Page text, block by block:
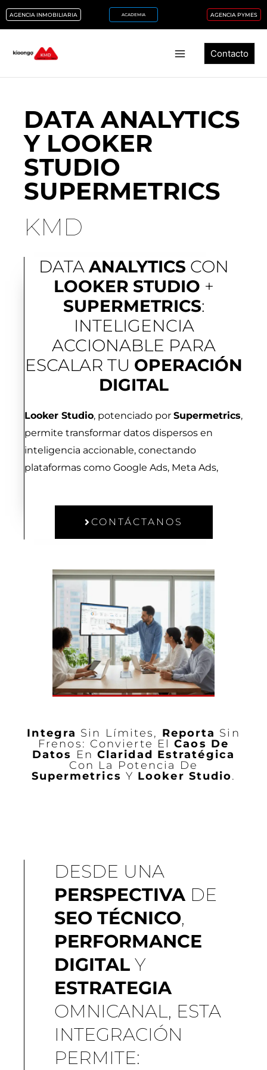
AGENCIA INMOBILIARIA ACADEMIA AGENCIA PYMES
Contacto
DATA ANALYTICS
Y LOOKER
STUDIO
SUPERMETRICS
KMD
DATA ANALYTICS CON
LOOKER STUDIO +
SUPERMETRICS:
INTELIGENCIA
ACCIONABLE PARA
ESCALAR TU OPERACIÓN
DIGITAL
Looker Studio, potenciado porSupermetrics,
permite transformar datos dispersos en
inteligencia accionable, conectando
plataformas como Google Ads, Meta Ads,
CONTÁCTANOS
Integra Sin Límites, Reporta Sin
Frenos: Convierte ElCaos De
Datos En Claridad Estratégica
Con La Potencia De
Supermetrics Y Looker Studio.
DESDE UNA
PERSPECTIVA DE
SEO TÉCNICO,
PERFORMANCE
DIGITAL Y
ESTRATEGIA
OMNICANAL, ESTA
INTEGRACIÓN
PERMITE: